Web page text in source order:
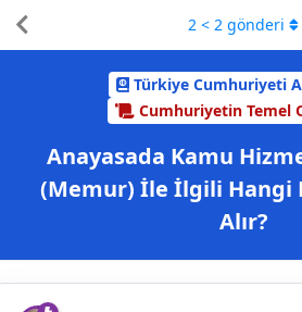
Türkiye Cumhuriyeti
Cumhuriyetin Temel
Anayasada Kamu
(Memur) İle İlgili Hangi
Alır?
2 < 2 gönderi